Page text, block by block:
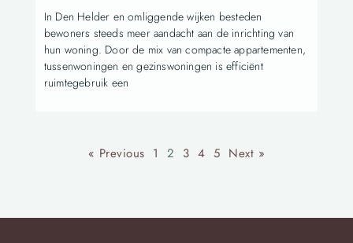
In Den Helder en omliggende wijken besteden
bewoners steeds meer aandacht aan de inrichting van
hun woning. Door de mix van compacte appartementen,
tussenwoningen en gezinswoningen is efficiënt
ruimtegebruik een
« Previous 1 2 3 4 5 Next »